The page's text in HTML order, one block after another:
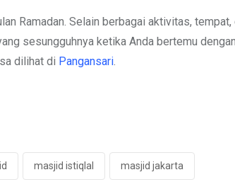
Ramadan. Selain berbagai aktivitas,
sesungguhnya ketika Anda bertemu
dilihat di Pangansari
masjid istiqlal masjid jakarta